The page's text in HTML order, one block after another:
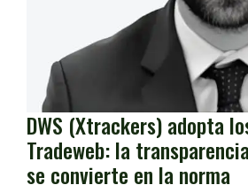
DWS (Xtrackers) adopta
Tradeweb: la
se convierte en la norma